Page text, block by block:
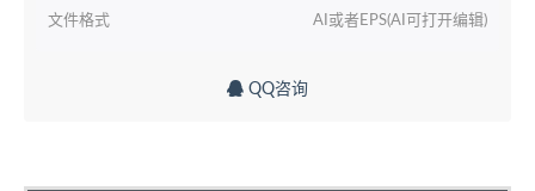
文件格式 AI或者EPS(AI可打开编辑)
QQ咨询